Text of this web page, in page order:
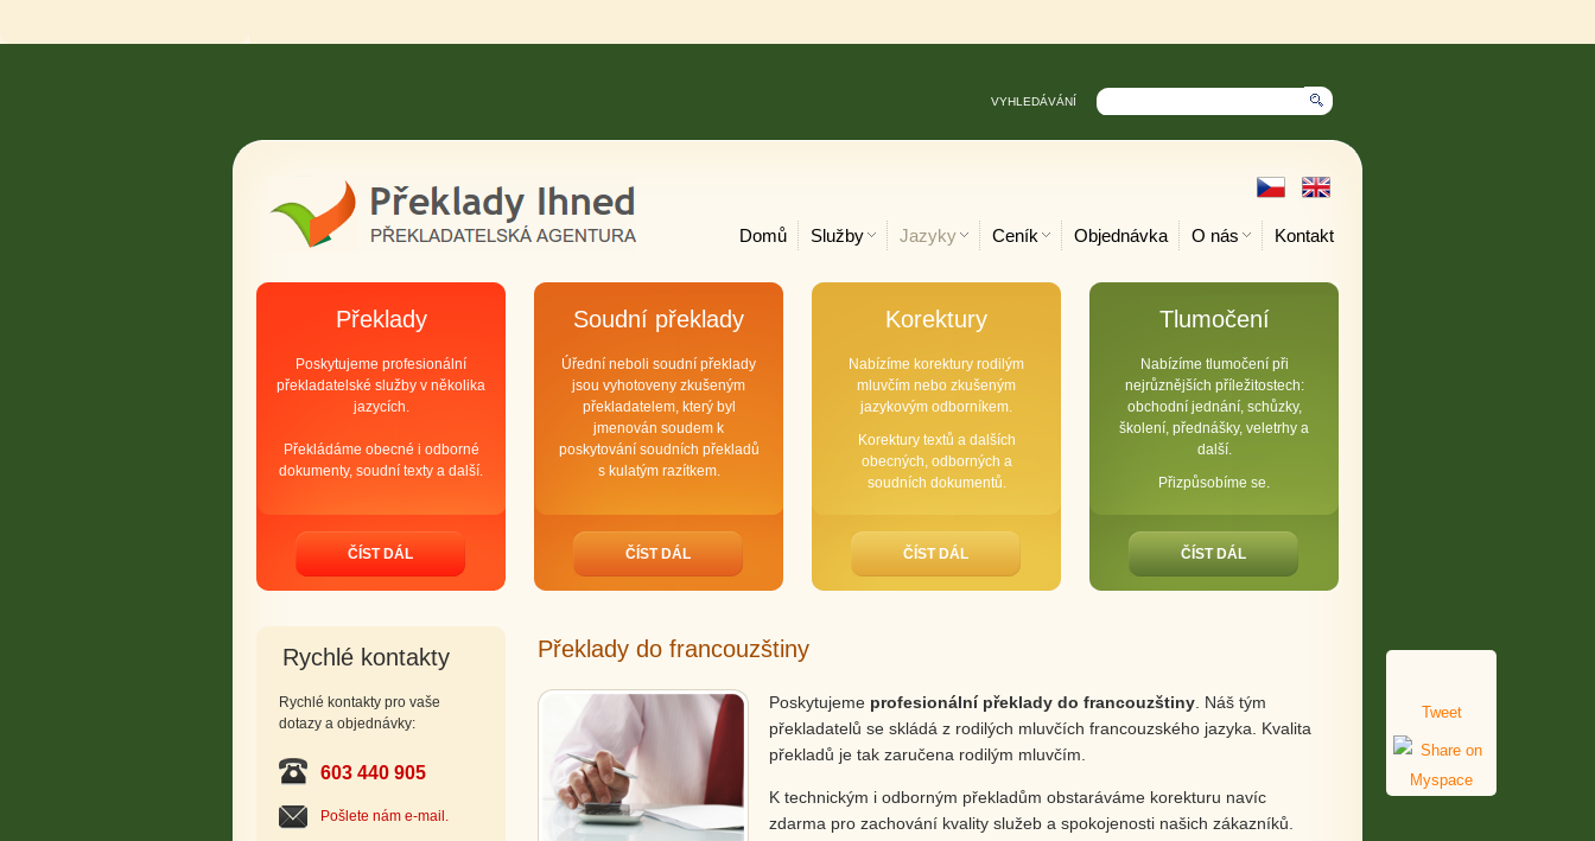
Tweet
VYHLEDÁVÁNÍ
Domů Služby Jazyky Ceník Objednávka O nás Kontakt
Překlady
Poskytujeme profesionální
překladatelské služby v několika
jazycích.
Překládáme obecné i odborné
dokumenty, soudní texty a další.
ČÍST DÁL
Soudní překlady
Úřední neboli soudní překlady
jsou vyhotoveny zkušeným
překladatelem, který byl
jmenován soudem k
poskytování soudních překladů
s kulatým razítkem.
ČÍST DÁL
Korektury
Nabízíme korektury rodilým
mluvčím nebo zkušeným
jazykovým odborníkem.
Korektury textů a dalších
obecných, odborných a
soudních dokumentů.
ČÍST DÁL
Tlumočení
Nabízíme tlumočení při
nejrůznějších příležitostech:
obchodní jednání, schůzky,
školení, přednášky, veletrhy a
další.
Přizpůsobíme se.
ČÍST DÁL
Překlady do francouzštiny
Poskytujeme profesionální překlady do francouzštiny . Náš tým
překladatelů se skládá z rodilých mluvčích francouzského jazyka. Kvalita
překladů je tak zaručena rodilým mluvčím.
K technickým i odborným překladům obstaráváme korekturu navíc
zdarma pro zachování kvality služeb a spokojenosti našich zákazníků.
Rychlé kontakty
Rychlé kontakty pro vaše
dotazy a objednávky:
603 440 905
Pošlete nám e-mail.